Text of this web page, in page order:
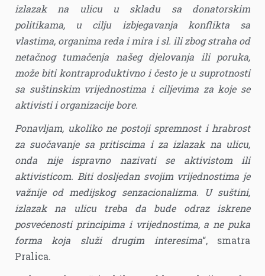
izlazak na ulicu u skladu sa donatorskim
politikama, u cilju izbjegavanja konflikta sa
vlastima, organima reda i mira i sl. ili zbog straha od
netačnog tumačenja našeg djelovanja ili poruka,
može biti kontraproduktivno i često je u suprotnosti
sa suštinskim vrijednostima i ciljevima za koje se
aktivisti i organizacije bore.
Ponavljam, ukoliko ne postoji spremnost i hrabrost
za suočavanje sa pritiscima i za izlazak na ulicu,
onda nije ispravno nazivati se aktivistom ili
aktivisticom. Biti dosljedan svojim vrijednostima je
važnije od medijskog senzacionalizma. U suštini,
izlazak na ulicu treba da bude odraz iskrene
posvećenosti principima i vrijednostima, a ne puka
forma koja služi drugim interesima“, smatra
Pralica.